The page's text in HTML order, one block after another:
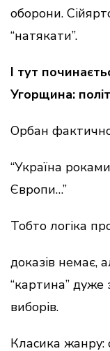
оборони.
“натякати”.
І тут
Угорщина:
Орбан
“Україна
Європи…”
Тобто логіка
доказів немає,
“картина”
виборів.
Класика жанру: